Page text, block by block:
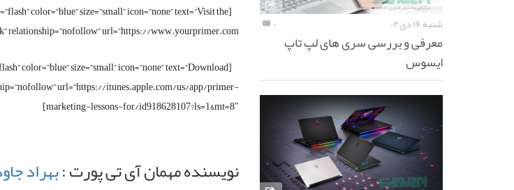
color=”blue” size=”small” icon=”none” text=”Visit the
relationship=”nofollow” url=”https://www.yourprimer.com”]
color=”blue” size=”small” icon=”none” text=”Download
url=”https://itunes.apple.com/us/app/primer-
marketing-lessons-for/id918628107?ls=1&mt=8″]
نویسنده مهمان آی تی پورت :بهراد
شنبه ۱۶ دی ۰۲ ۰
معرفی و بررسی سری های لپ تاپ
ایسوس